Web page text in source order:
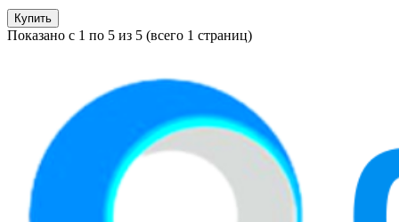
Купить
Показано с 1 по 5 из 5 (всего 1 страниц)